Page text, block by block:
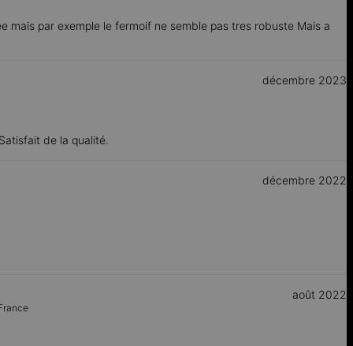
mais par exemple le fermoif ne semble pas tres robuste Mais a
décembre 2023
de la qualité.
décembre 2022
août 2022